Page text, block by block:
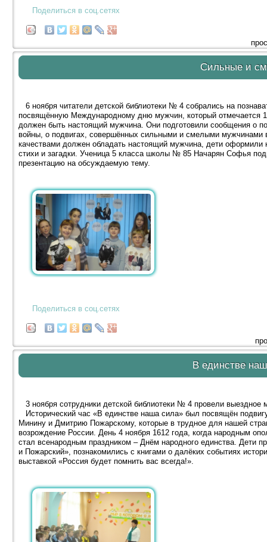
Поделиться в соц.сетях
Сильные и
6 ноября читатели детской библиотеки № 4 собрались на
посвящённую Международному дню мужчин, который отмечается
должен быть настоящий мужчина. Они подготовили сообщения о
войны, о подвигах, совершённых сильными и смелыми
качествами должен обладать настоящий мужчина, дети
стихи и загадки. Ученица 5 класса школы № 85 Начарян Софья
презентацию на обсуждаемую тему.
Поделиться в соц.сетях
В единстве
3 ноября сотрудники детской библиотеки № 4 провели
Исторический час «В единстве наша сила» был посвящён
Минину и Дмитрию Пожарскому, которые в трудное для нашей
возрождение России. День 4 ноября 1612 года, когда народным
стал всенародным праздником – Днём народного единства. Дети
и Пожарский», познакомились с книгами о далёких событиях
выставкой «Россия будет помнить вас всегда!».